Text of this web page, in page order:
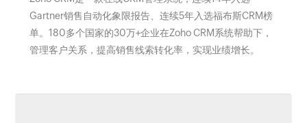
Gartner销售自动化象限报告、连续5年入选福布斯CRM榜
单。180多个国家的30万+企业在Zoho CRM系统帮助下，
管理客户关系，提高销售线索转化率，实现业绩增长。